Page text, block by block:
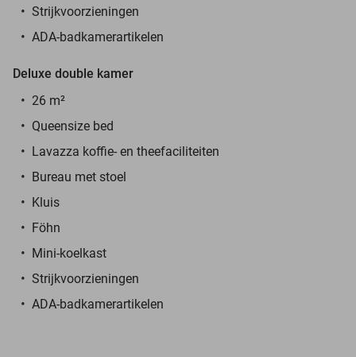
Strijkvoorzieningen
ADA-badkamerartikelen
Deluxe double kamer
26 m²
Queensize bed
Lavazza koffie- en theefaciliteiten
Bureau met stoel
Kluis
Föhn
Mini-koelkast
Strijkvoorzieningen
ADA-badkamerartikelen